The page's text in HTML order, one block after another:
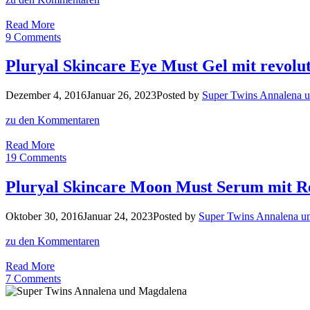
Tanned
Read MorePluryal
Skincare
Must
Cream
Day
Emulsion
9 Comments
Pluryal Skincare Eye Must Gel mit
Dezember 4, 2016Januar 26, 2023Posted by Super Twins Annalena
zu den Kommentaren
Read MorePluryal
Skincare
Must
Gel
revolutionärer
Wirkung
19 Comments
Pluryal Skincare Moon Must Serum mit
Oktober 30, 2016Januar 24, 2023Posted by Super Twins Annalena
zu den Kommentaren
Read MorePluryal
Skincare
Moon
7 Comments